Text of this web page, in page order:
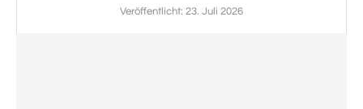
Veröffentlicht: 23. Juli 2026